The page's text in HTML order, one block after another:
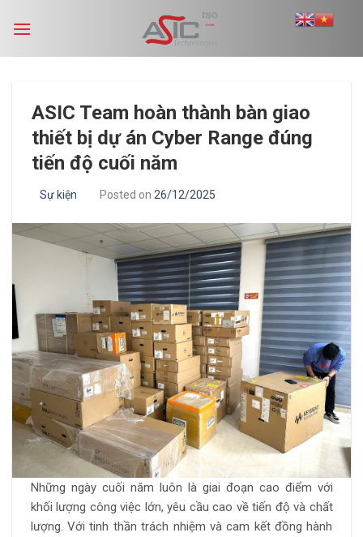
ASIC Team hoàn thành bàn giao
thiết bị dự án Cyber Range đúng
tiến độ cuối năm
Sự kiện Posted on 26/12/2025
Những ngày cuối năm luôn là giai đoạn cao điểm với
khối lượng công việc lớn, yêu cầu cao về tiến độ và chất
lượng. Với tinh thần trách nhiệm và cam kết đồng hành